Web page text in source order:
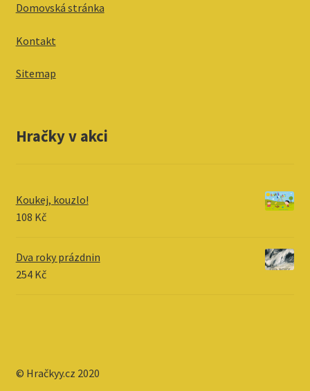
Domovská stránka
Kontakt
Sitemap
Hračky v akci
Koukej, kouzlo!
108 Kč
Dva roky prázdnin
254 Kč
© Hračkyy.cz 2020